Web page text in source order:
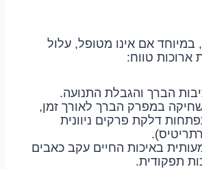
במיוחד אם אינו מטופל, עלול
ארוכות טווח:
הברך והגבלת התנועה.
במפרק הברך לאורך זמן,
דלקת פרקים ניוונית
באיכות החיים עקב כאבים
תפקודית.